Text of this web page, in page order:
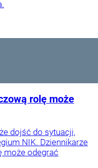
rolę może
dojść do sytuacji,
NIK. Dziennikarze
może odegrać